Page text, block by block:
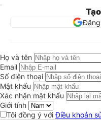
Họ và tên
Email
Số điện thoại
Mật khẩu
Xác nhận mật khẩu
Giới tính
Tôi đồng ý vớiĐiều khoản